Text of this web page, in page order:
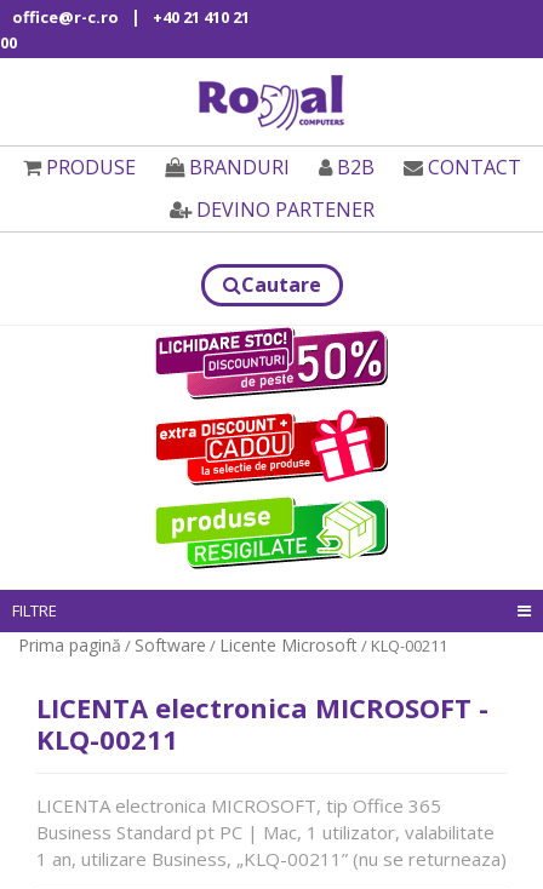
office@r-c.ro |
+40 21 410 21
00
PRODUSE BRANDURI B2B
CONTACT
DEVINO PARTENER
Cautare
FILTRE
Prima pagină / Software / Licente Microsoft/ KLQ-00211
LICENTA electronica MICROSOFT -
KLQ-00211
LICENTA electronica MICROSOFT, tip Office 365
Business Standard pt PC | Mac, 1 utilizator, valabilitate
1 an, utilizare Business, „KLQ-00211” (nu se returneaza)